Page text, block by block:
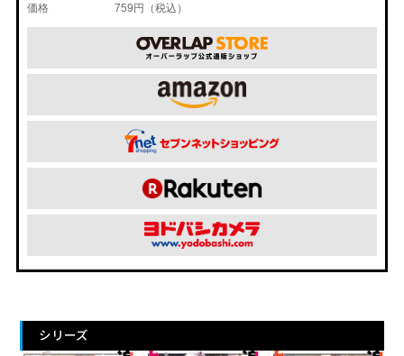
価格
759円（税込）
シリーズ